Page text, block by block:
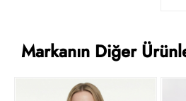
Markanın Diğer